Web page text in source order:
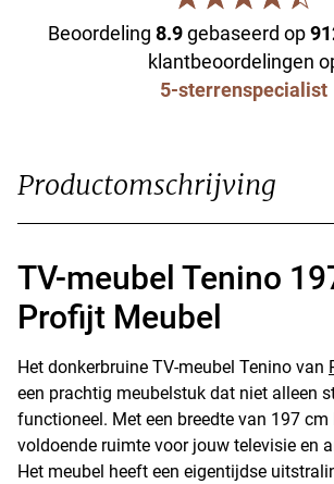
Beoordeling 8.9gebaseerd op
klantbeoordelingen
5-sterrenspecialist
Productomschrijving
TV-meubel Tenino
Profijt Meubel
Het donkerbruine TV-meubel Tenino van
een prachtig meubelstuk dat niet alleen
functioneel. Met een breedte van 197 cm
voldoende ruimte voor jouw televisie en
Het meubel heeft een eigentijdse